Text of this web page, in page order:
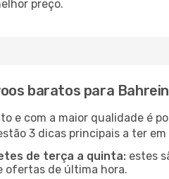
preço.
baratos para Bahrein
e com a maior qualidade é
3 dicas principais a ter
de terça a quinta: estes
ofertas de última hora.